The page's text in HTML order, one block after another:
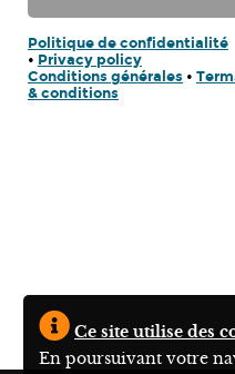
Ce site utilise des
En poursuivant votre
Politique de confidentialité
• Privacy policy
Conditions générales •
& conditions